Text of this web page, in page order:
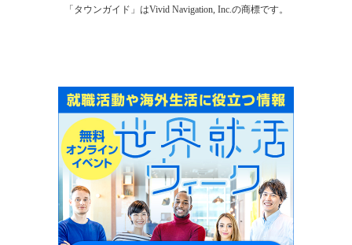
「タウンガイド」はVivid Navigation, Inc.の商標です。